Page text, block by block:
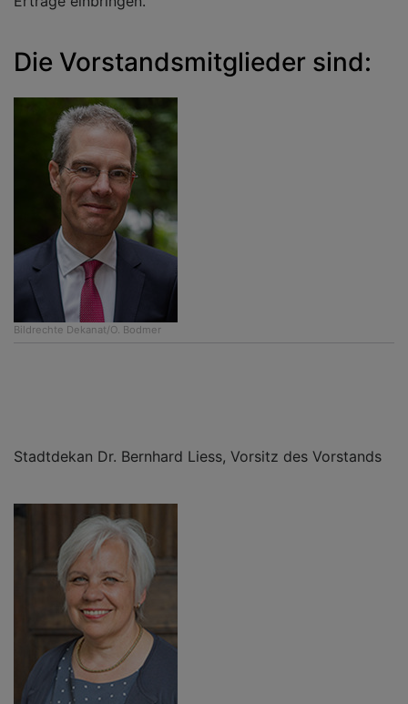
Die Vorstandsmitglieder sind:
Bildrechte Dekanat/O. Bodmer
Stadtdekan Dr. Bernhard Liess, Vorsitz des Vorstands